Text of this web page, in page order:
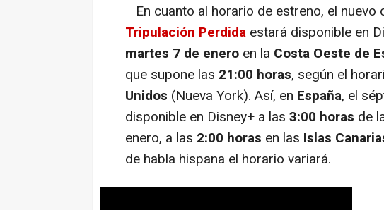
En cuanto al horario de estreno, el nuevo
Tripulación Perdida estará disponible en
martes 7 de enero en la Costa Oeste de
que supone las 21:00 horas, según el
Unidos (Nueva York). Así, en España, el
disponible en Disney+ a las 3:00 horas de
enero, a las 2:00 horas en las Islas
de habla hispana el horario variará.